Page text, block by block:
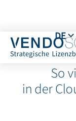
DE
So
in der